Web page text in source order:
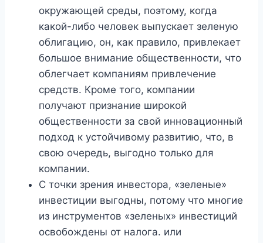
окружающей среды, поэтому, когда
какой-либо человек выпускает зеленую
облигацию, он, как правило, привлекает
большое внимание общественности, что
облегчает компаниям привлечение
средств. Кроме того, компании
получают признание широкой
общественности за свой инновационный
подход к устойчивому развитию, что, в
свою очередь, выгодно только для
компании.
С точки зрения инвестора, «зеленые»
инвестиции выгодны, потому что многие
из инструментов «зеленых» инвестиций
освобождены от налога. или